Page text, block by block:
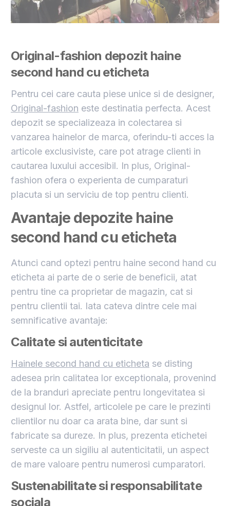
Original-fashion depozit haine
second hand cu eticheta
Pentru cei care cauta piese unice si de designer,
Original-fashion este destinatia perfecta. Acest
depozit se specializeaza in colectarea si
vanzarea hainelor de marca, oferindu-ti acces la
articole exclusiviste, care pot atrage clienti in
cautarea luxului accesibil. In plus, Original-
fashion ofera o experienta de cumparaturi
placuta si un serviciu de top pentru clienti.
Avantaje depozite haine
second hand cu eticheta
Atunci cand optezi pentru haine second hand cu
eticheta ai parte de o serie de beneficii, atat
pentru tine ca proprietar de magazin, cat si
pentru clientii tai. Iata cateva dintre cele mai
semnificative avantaje:
Calitate si autenticitate
Hainele second hand cu eticheta se disting
adesea prin calitatea lor exceptionala, provenind
de la branduri apreciate pentru longevitatea si
designul lor. Astfel, articolele pe care le prezinti
clientilor nu doar ca arata bine, dar sunt si
fabricate sa dureze. In plus, prezenta etichetei
serveste ca un sigiliu al autenticitatii, un aspect
de mare valoare pentru numerosi cumparatori.
Sustenabilitate si responsabilitate
sociala